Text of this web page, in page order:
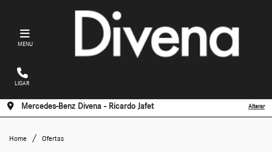
MENU
LIGAR
Mercedes-Benz Divena - Ricardo Jafet Alterar
Home Ofertas